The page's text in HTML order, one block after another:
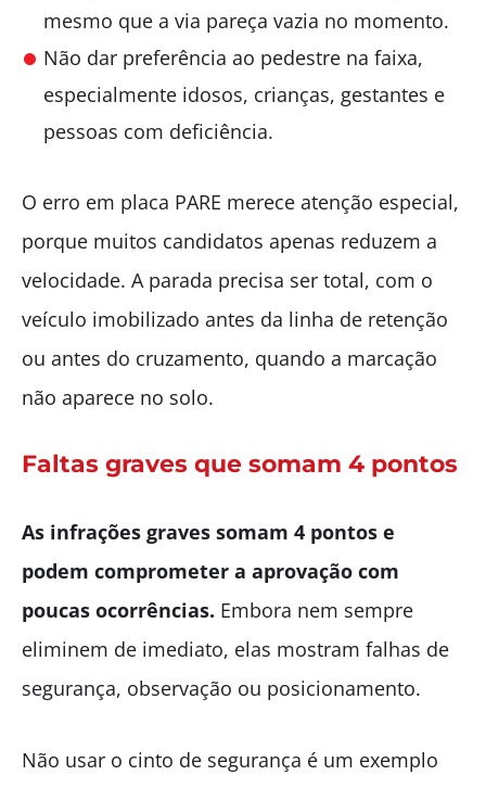
mesmo que a via pareça vazia no momento.
Não dar preferência ao pedestre na faixa,
especialmente idosos, crianças, gestantes e
pessoas com deficiência.
O erro em placa PARE merece atenção especial,
porque muitos candidatos apenas reduzem a
velocidade. A parada precisa ser total, com o
veículo imobilizado antes da linha de retenção
ou antes do cruzamento, quando a marcação
não aparece no solo.
Faltas graves que somam 4 pontos
As infrações graves somam 4 pontos e
podem comprometer a aprovação com
poucas ocorrências. Embora nem sempre
eliminem de imediato, elas mostram falhas de
segurança, observação ou posicionamento.
Não usar o cinto de segurança é um exemplo